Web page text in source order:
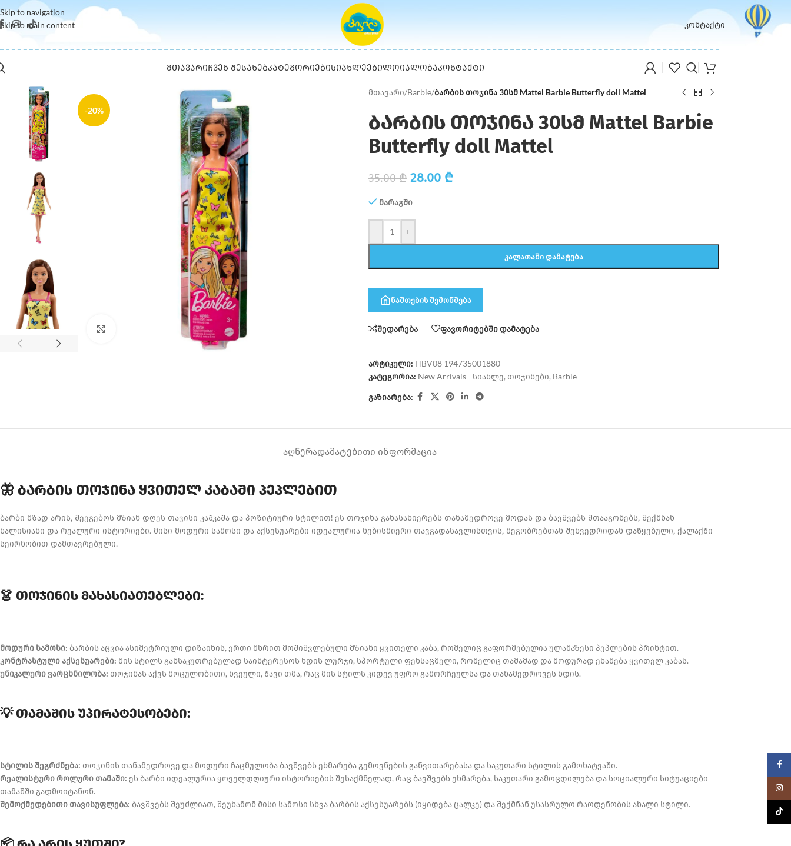
Skip to navigation
Skip to main content
კონტაქტი
ᲛᲗᲐᲕᲐᲠᲘᲩᲕᲔᲜ ᲨᲔᲡᲐᲮᲔᲑᲙᲐᲢᲔᲒᲝᲠᲘᲔᲑᲘᲡᲘᲐᲮᲚᲔᲔᲑᲘᲚᲝᲘᲐᲚᲝᲑᲐᲙᲝᲜᲢᲐᲥᲢᲘ
-20%
მთავარი/Barbie/ბარბის თოჯინა 30სმ Mattel Barbie Butterfly doll Mattel
ბარბის თოჯინა 30სმ Mattel Barbie
Butterfly doll Mattel
35.00₾ 28.00 ₾
მარაგში
- +
ᲙᲐᲚᲐᲗᲐᲨᲘ ᲓᲐᲛᲐᲢᲔᲑᲐ
ნაშთების შემოწმება
შედარება ფავორიტებში დამატება
არტიკული: HBV08 194735001880
კატეგორია: New Arrivals - სიახლე, თოჯინები, Barbie
გაზიარება:
ᲐᲦᲬᲔᲠᲐᲓᲐᲛᲐᲢᲔᲑᲘᲗᲘ ᲘᲜᲤᲝᲠᲛᲐᲪᲘᲐ
🦋 ბარბის თოჯინა ყვითელ კაბაში პეპლებით
ბარბი მზად არის, შეეგებოს მზიან დღეს თავისი კაშკაშა და პოზიტიური სტილით! ეს თოჯინა განასახიერებს თანამედროვე მოდას და ბავშვებს შთააგონებს, შექმნან
ხალისიანი და რეალური ისტორიები. მისი მოდური სამოსი და აქსესუარები იდეალურია ნებისმიერი თავგადასავლისთვის, მეგობრებთან შეხვედრიდან დაწყებული, ქალაქში
სეირნობით დამთავრებული.
👗 თოჯინის მახასიათებლები:
მოდური სამოსი: ბარბის აცვია ასიმეტრიული დიზაინის, ერთი მხრით მოშიშვლებული მზიანი ყვითელი კაბა, რომელიც გაფორმებულია ულამაზესი პეპლების პრინტით.
კონტრასტული აქსესუარები: მის სტილს განსაკუთრებულად საინტერესოს ხდის ლურჯი, სპორტული ფეხსაცმელი, რომელიც თამამად და მოდურად ეხამება ყვითელ კაბას.
უნიკალური ვარცხნილობა: თოჯინას აქვს მოცულობითი, ხვეული, შავი თმა, რაც მის სტილს კიდევ უფრო გამორჩეულსა და თანამედროვეს ხდის.
💡 თამაშის უპირატესობები:
სტილის შეგრძნება: თოჯინის თანამედროვე და მოდური ჩაცმულობა ბავშვებს ეხმარება გემოვნების განვითარებასა და საკუთარი სტილის გამოხატვაში.
რეალისტური როლური თამაში: ეს ბარბი იდეალურია ყოველდღიური ისტორიების შესაქმნელად, რაც ბავშვებს ეხმარება, საკუთარი გამოცდილება და სოციალური სიტუაციები
თამაშში გადმოიტანონ.
შემოქმედებითი თავისუფლება: ბავშვებს შეუძლიათ, შეუხამონ მისი სამოსი სხვა ბარბის აქსესუარებს (იყიდება ცალკე) და შექმნან უსასრულო რაოდენობის ახალი სტილი.